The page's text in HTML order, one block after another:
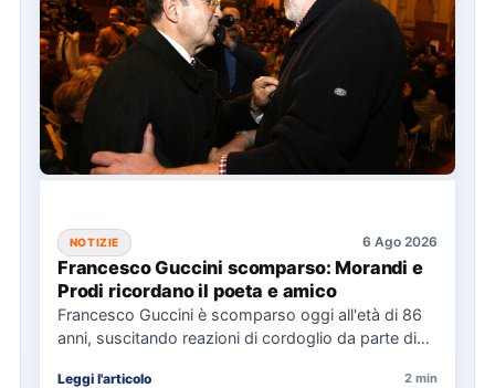
NOTIZIE 6 Ago 2026
Francesco Guccini scomparso: Morandi e
Prodi ricordano il poeta e amico
Francesco Guccini è scomparso oggi all'età di 86
anni, suscitando reazioni di cordoglio da parte di
Leggi l'articolo 2 min